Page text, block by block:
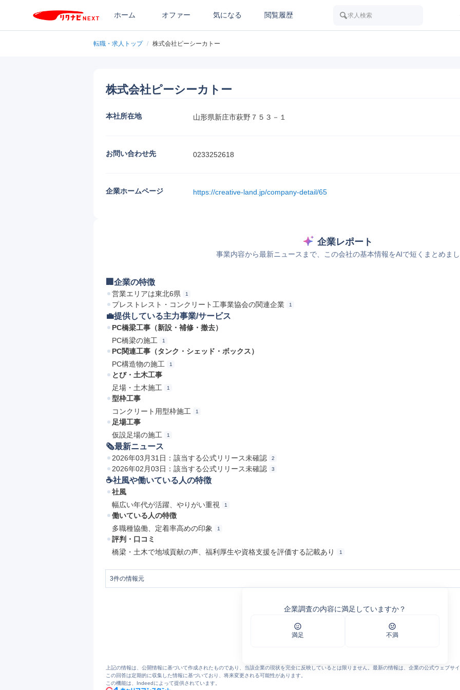
ホーム オファー 気になる 閲覧履歴 求人検索
転職・求人トップ / 株式会社ピーシーカトー
株式会社ピーシーカトー
本社所在地 山形県新庄市萩野７５３－１
お問い合わせ先 0233252618
企業ホームページ https://creative-land.jp/company-detail/65
企業レポート
事業内容から最新ニュースまで、この会社の基本情報をAIで短くまとめま
🏢企業の特徴
営業エリアは東北6県 1
プレストレスト・コンクリート工事業協会の関連企業 1
💼提供している主力事業/サービス
PC橋梁工事（新設・補修・撤去）
PC橋梁の施工
1
PC関連工事（タンク・シェッド・ボックス）
PC構造物の施工
1
とび・土木工事
足場・土木施工
1
型枠工事
コンクリート用型枠施工
1
足場工事
仮設足場の施工
1
🗞最新ニュース
2026年03月31日：該当する公式リリース未確認 2
2026年02月03日：該当する公式リリース未確認 3
☕️社風や働いている人の特徴
社風
幅広い年代が活躍、やりがい重視
1
働いている人の特徴
多職種協働、定着率高めの印象
1
評判・口コミ
橋梁・土木で地域貢献の声、福利厚生や資格支援を評価する記載あり
1
3件の情報元
企業調査の内容に満足していますか？
満足 不満
上記の情報は、公開情報に基づいて作成されたものであり、当該企業の現状を完全に反映しているとは限りません。最新の情報は、企業の公式ウェブサ
この回答は定期的に収集した情報に基づいており、将来変更される可能性があります。
この機能は、Indeedによって提供されています。